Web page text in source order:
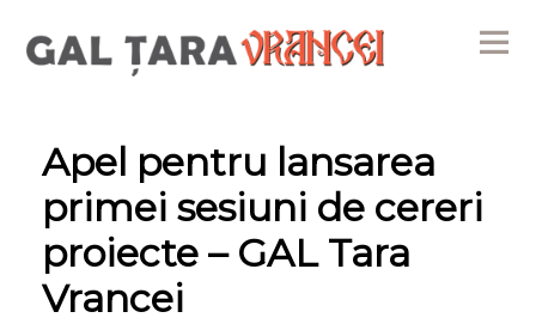
Apel pentru lansarea
primei sesiuni de cereri
proiecte – GAL Tara
Vrancei